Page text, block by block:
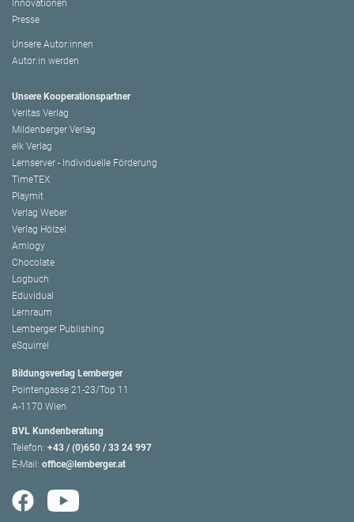
Innovationen
Presse
Unsere Autor:innen
Autor:in werden
Unsere Kooperationspartner
Veritas Verlag
Mildenberger Verlag
elk Verlag
Lernserver - Individuelle Förderung
TimeTEX
Playmit
Verlag Weber
Verlag Hölzel
Amlogy
Chocolate
Logbuch
Eduvidual
Lernraum
Lemberger Publishing
eSquirrel
Bildungsverlag Lemberger
Pointengasse 21-23/Top 11
A-1170 Wien
BVL Kundenberatung
Telefon: +43 / (0)650 / 33 24 997
E-Mail: office@lemberger.at